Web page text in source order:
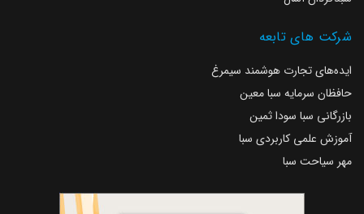
شرکت های تابعه
ایده‌های تجارت‌ هوشمند‌ سیمرغ
حافظان سرمایه سبا معین
بازرگانی سبا سودا ثمین
آموزش علمی کاربردی سبا
مهر سیاحت سبا